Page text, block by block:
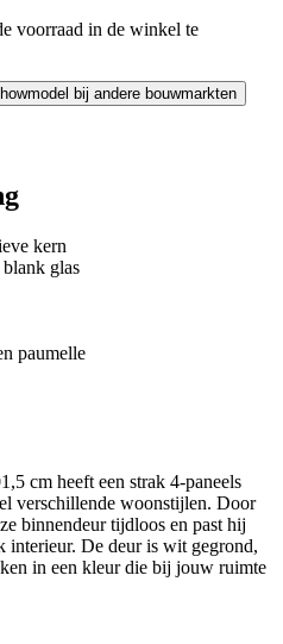
voorraad in de winkel te
bij andere bouwmarkten
kern
glas
paumelle
cm heeft een strak 4-paneels
verschillende woonstijlen. Door
binnendeur tijdloos en past hij
interieur. De deur is wit gegrond,
in een kleur die bij jouw ruimte